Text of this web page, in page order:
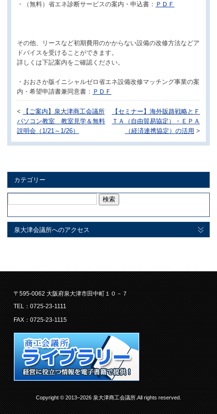
・（無料）省エネ診断サービスの案内・申込書： ＰＤＦ
その他、リースなど初期費用のかからない設備の改修方法などア
ドバイスを受けることができます。
詳しくは下記案内をご確認ください。
・おおさか版イニシャルゼロ省エネ設備改修マッチング事業の案
内・希望申請書兼同意書： ＰＤＦ
<
【ご案内】泉大津商工会議所
パソコン教室 教室見学＆無料
説明会（1/21～1/26）
【セミナー】海外販路戦略とＦ
ＴＡ（自由貿易協定）・ＥＰＡ
（経済連携協定）の活用 >
カテゴリー
泉大津会議所へのアクセス
〒595-0062 大阪府泉大津市田中町１０－７
TEL：0725-23-1111
FAX：0725-23-1115
Copyright © 2013–2026 泉大津商工会議所.All rights reserved.